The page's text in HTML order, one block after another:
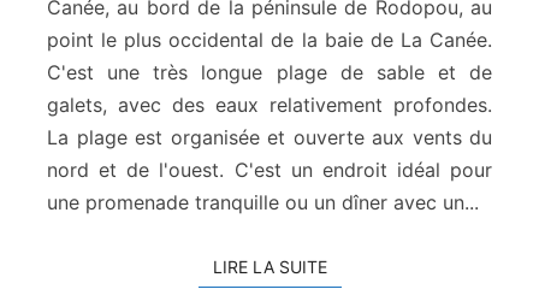
o
l
y
m
b
a
r
i
Canée, au bord de la péninsule de Rodopou, au
point le plus occidental de la baie de La Canée.
C'est une très longue plage de sable et de
galets, avec des eaux relativement profondes.
La plage est organisée et ouverte aux vents du
nord et de l'ouest. C'est un endroit idéal pour
une promenade tranquille ou un dîner avec un...
LIRE LA SUITELIRE LA SUITE